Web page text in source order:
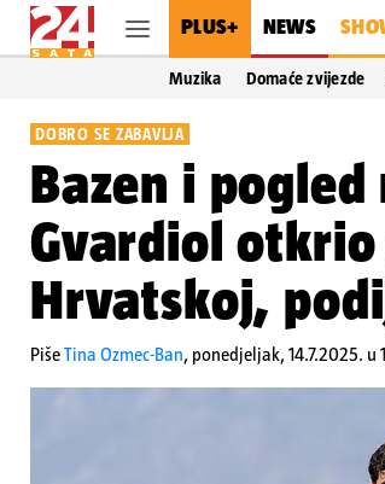
PLUS+ NEWS
Muzika Domaće zvijezde
DOBRO SE ZABAVLJA
Bazen i
Gvardiol
Hrvatskoj,
PišeTina Ozmec-Ban, ponedjeljak, 14.7.2025. u